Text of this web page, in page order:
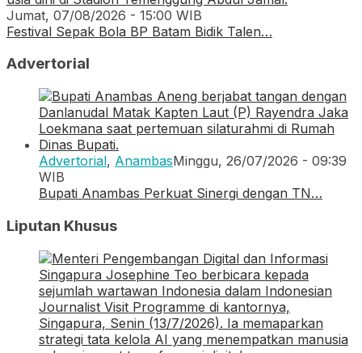
Jumat, 07/08/2026 - 15:00 WIB
Festival Sepak Bola BP Batam Bidik Talen…
Advertorial
Advertorial, AnambasMinggu, 26/07/2026 - 09:39
WIB
Bupati Anambas Perkuat Sinergi dengan TN…
Liputan Khusus